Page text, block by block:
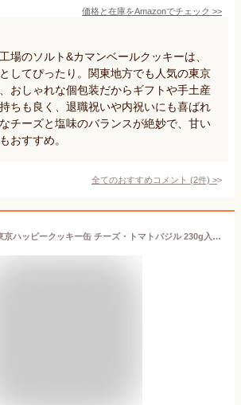
価格と在庫をAmazonでチェック >>
場のソルト&カマンベールクッキーは、
してぴったり。関東地方でも人気の東京
おしゃれな個包装だからギフトや手土産
ちも良く、退職祝いや内祝いにも喜ばれ
チーズと塩味のバランスが絶妙で、甘い
おすすめ。
全てのおすすめコメント (2件) >
【送料無料】東京ハッピークッキー缶 チーズ・トマトバジル 230g入 サブレ クッキー缶 東京土産 お取り寄せグルメ 甘い 甘じょっぱい 塩クッキー サクサク 美味しい ギフト プレゼント スイーツ おつまみ 贈答 手土産 誕生日 お返し ヒロセヤ お返し お中元